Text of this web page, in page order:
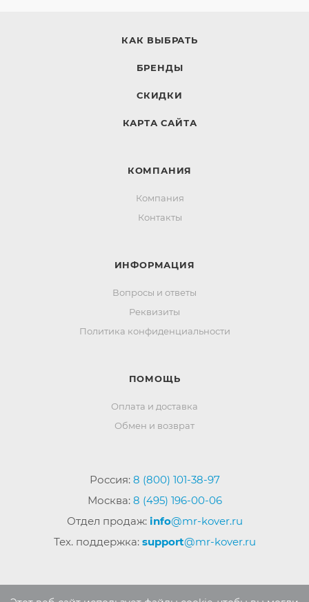
КАК ВЫБРАТЬ
БРЕНДЫ
СКИДКИ
КАРТА САЙТА
КОМПАНИЯ
Компания
Контакты
ИНФОРМАЦИЯ
Вопросы и ответы
Реквизиты
Политика конфиденциальности
ПОМОЩЬ
Оплата и доставка
Обмен и возврат
Россия: 8 (800) 101-38-97
Москва: 8 (495) 196-00-06
Отдел продаж: info@mr-kover.ru
Тех. поддержка: support@mr-kover.ru